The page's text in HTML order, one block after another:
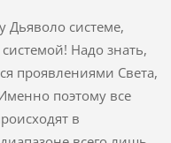
Дьяволо системе,
Надо знать,
проявлениями Света,
поэтому все
в